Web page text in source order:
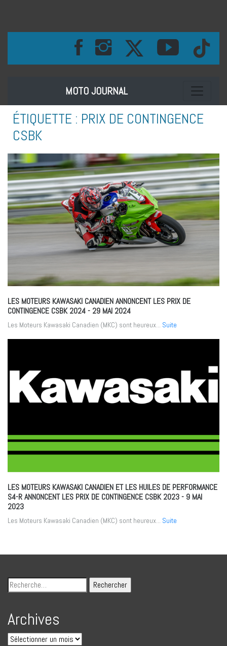
MOTO JOURNAL Toggle
ÉTIQUETTE : PRIX DE CONTINGENCE
CSBK
LES MOTEURS KAWASAKI CANADIEN ANNONCENT LES PRIX DE
CONTINGENCE CSBK 2024- 29 MAI 2024
Les Moteurs Kawasaki Canadien (MKC) sont heureux... Suite
LES MOTEURS KAWASAKI CANADIEN ET LES HUILES DE PERFORMANCE
S4-R ANNONCENT LES PRIX DE CONTINGENCE CSBK 2023- 9 MAI
2023
Les Moteurs Kawasaki Canadien (MKC) sont heureux... Suite
Archives